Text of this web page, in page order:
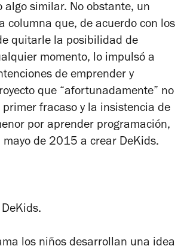
algo similar. No obstante, un
columna que, de acuerdo con los
quitarle la posibilidad de
momento, lo impulsó a
de emprender y
que “afortunadamente” no
primer fracaso y la insistencia de
por aprender programación,
de 2015 a crear DeKids.
los niños desarrollan una idea